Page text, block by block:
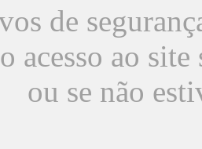
de
acesso ao
ou se não